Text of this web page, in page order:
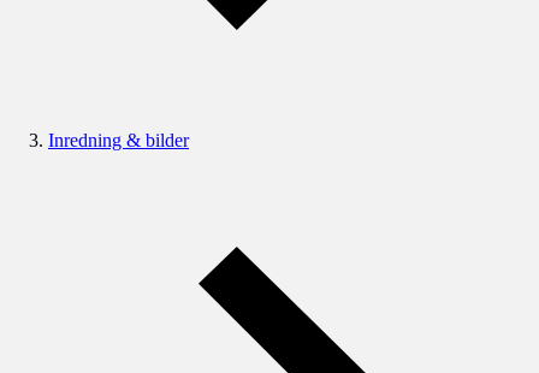
Inredning & bilder